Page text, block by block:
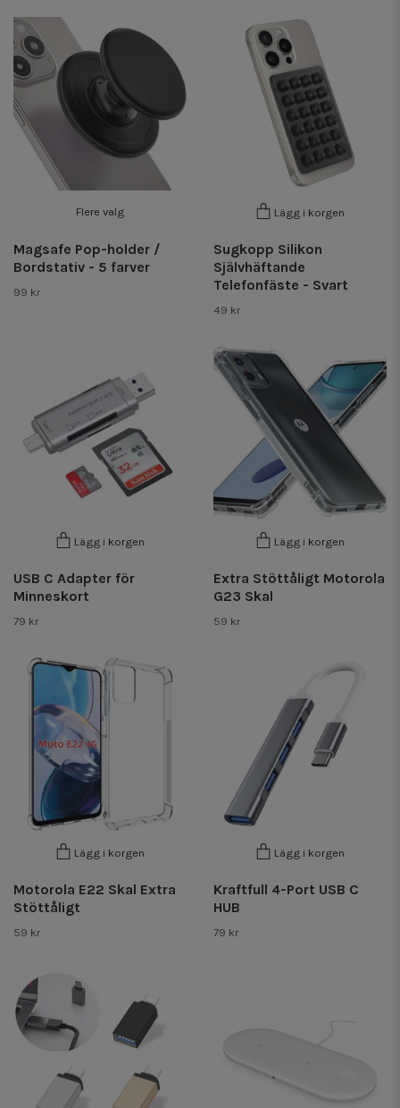
Flere valg
Magsafe Pop-holder /
Bordstativ - 5 farver
99 kr
Lägg i korgen
Sugkopp Silikon
Självhäftande
Telefonfäste - Svart
49 kr
Lägg i korgen
USB C Adapter för
Minneskort
79 kr
Lägg i korgen
Extra Stöttåligt Motorola
G23 Skal
59 kr
Lägg i korgen
Motorola E22 Skal Extra
Stöttåligt
59 kr
Lägg i korgen
Kraftfull 4-Port USB C
HUB
79 kr